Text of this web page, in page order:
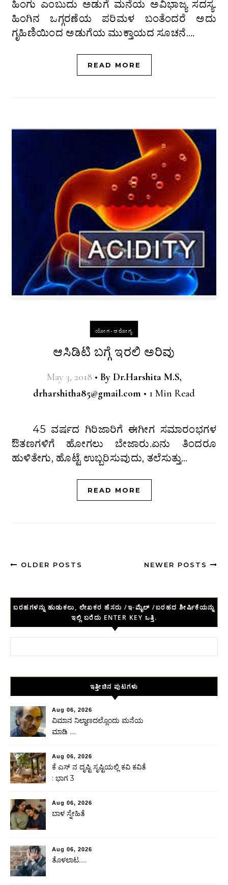
ಹಿಂಗು ಎಂಬುದು ಅಡುಗೆ ಮನೆಯ ಅವಿಭಾಜ್ಯ ಸದಸ್ಯ.
ಹಿಂಗಿನ ಒಗ್ಗರಣೆಯ ಪರಿಮಳ ಬಂತೆಂದರೆ ಅದು
ಗೃಹಿಣಿಯಿಂದ ಅಡುಗೆಯ ಮುಕ್ತಾಯದ ಸೂಚನೆ.…
READ MORE
ಯೋಗ-ಆರೋಗ್ಯ
ಆಸಿಡಿಟಿ ಬಗ್ಗೆ ಇರಲಿ ಅರಿವು
May 3, 2018 • By Dr.Harshita M.S,
drharshitha85@gmail.com • 1 Min Read
45 ವರ್ಷದ ಗಿರಿಜಾರಿಗೆ ಈಗೀಗ ಸಮಾರಂಭಗಳ
ಔತಣಗಳಿಗೆ ಹೋಗಲು ಬೇಜಾರು.ಏನು ತಿಂದರೂ
ಹುಳಿತೇಗು, ಹೊಟ್ಟೆ ಉಬ್ಬರಿಸುವುದು, ತಲೆಸುತ್ತು…
READ MORE
OLDER POSTS NEWER POSTS
ಬರಹಗಳನ್ನು ಹುಡುಕಲು, ಲೇಖಕರ ಹೆಸರು /ಇ-ಮೈಲ್ /ಬರಹದ ಶೀರ್ಷಿಕೆಯನ್ನು
ಇಲ್ಲಿ ಬರೆದು ENTER KEY ಒತ್ತಿ.
ಇತ್ತೀಚಿನ ಪುಟಗಳು
Aug 06, 2026
ವಿಮಾನ ನಿಲ್ದಾಣದಲ್ಲೊಂದು ಮನೆಯ
ಮಾಡಿ ….
Aug 06, 2026
ಕೆ ಎಸ್ ನ ದೃಷ್ಟಿ ಸೃಷ್ಟಿಯಲ್ಲಿ ಕವಿ ಕವಿತೆ
: ಭಾಗ 3
Aug 06, 2026
ಬಾಳ ಸ್ನೇಹಿತೆ
Aug 06, 2026
ತೊಳಲಾಟ…..